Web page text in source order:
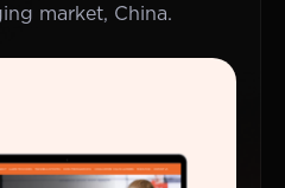
market, China.